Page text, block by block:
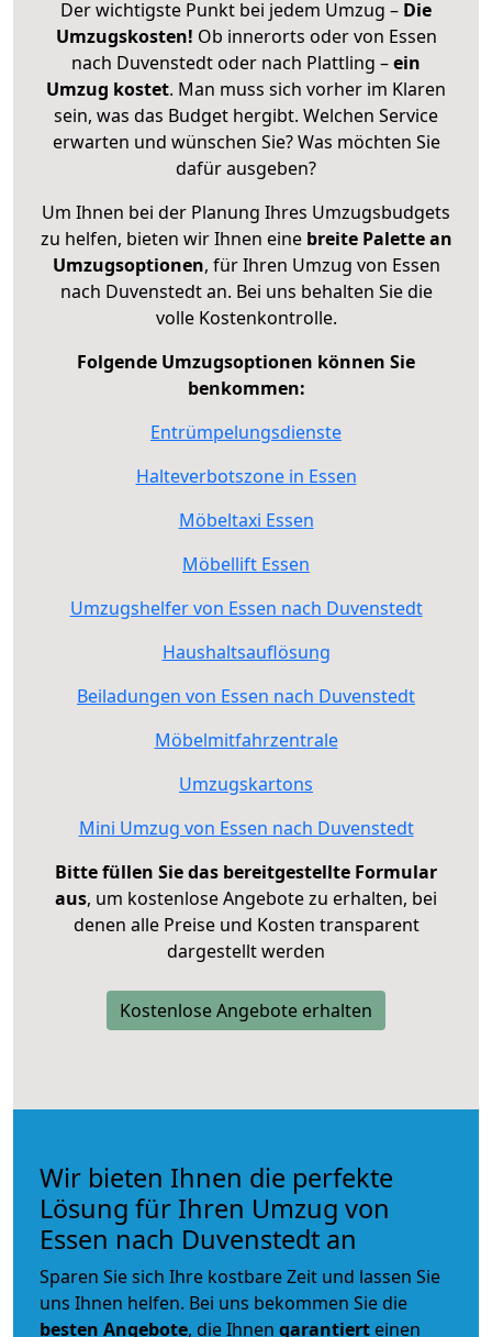
Der wichtigste Punkt bei jedem Umzug – Die
Umzugskosten! Ob innerorts oder von Essen
nach Duvenstedt oder nach Plattling –ein
Umzug kostet. Man muss sich vorher im Klaren
sein, was das Budget hergibt. Welchen Service
erwarten und wünschen Sie? Was möchten Sie
dafür ausgeben?
Um Ihnen bei der Planung Ihres Umzugsbudgets
zu helfen, bieten wir Ihnen eine breite Palette an
Umzugsoptionen, für Ihren Umzug von Essen
nach Duvenstedt an. Bei uns behalten Sie die
volle Kostenkontrolle.
Folgende Umzugsoptionen können Sie
benkommen:
Entrümpelungsdienste
Halteverbotszone in Essen
Möbeltaxi Essen
Möbellift Essen
Umzugshelfer von Essen nach Duvenstedt
Haushaltsauflösung
Beiladungen von Essen nach Duvenstedt
Möbelmitfahrzentrale
Umzugskartons
Mini Umzug von Essen nach Duvenstedt
Bitte füllen Sie das bereitgestellte Formular
aus, um kostenlose Angebote zu erhalten, bei
denen alle Preise und Kosten transparent
dargestellt werden
Kostenlose Angebote erhalten
Wir bieten Ihnen die perfekte
Lösung für Ihren Umzug von
Essen nach Duvenstedt an
Sparen Sie sich Ihre kostbare Zeit und lassen Sie
uns Ihnen helfen. Bei uns bekommen Sie die
besten Angebote, die Ihnen garantiert einen